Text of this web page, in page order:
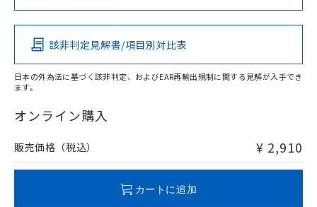
Pb Hg Cd Cr(VI)
O
在庫等で未対応品が混在する可能性があります。
問い合わせください。
この製品の規格認証/適合状況ページへ
その他の認証はこちらのページからご検索ください
該非判定見解書/項目別対比表
日本の外為法に基づく該非判定、およびEAR再輸出規制に関する見解が入手でき
ます。
オンライン購入
販売価格（税込） ¥ 2,910
カートに追加